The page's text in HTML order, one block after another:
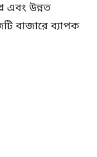
এবং উন্নত
বাজারে ব্যাপক